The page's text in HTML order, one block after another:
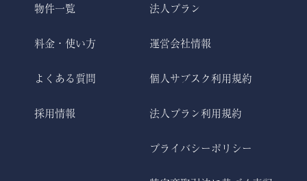
物件一覧
料金・使い方
よくある質問
採用情報
法人プラン
運営会社情報
個人サブスク利用規約
法人プラン利用規約
プライバシーポリシー